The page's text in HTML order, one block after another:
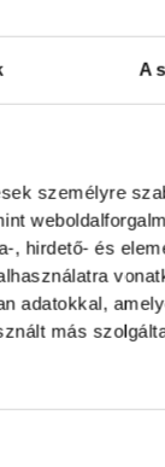
A
személyre
, hirdető- és
adatokkal,
más
írt
a Varga
idő neki